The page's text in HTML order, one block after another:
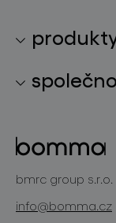
kolekce
bomma cullet
zakázková
projekty
bmrc group s.r.o.
info@bomma.cz